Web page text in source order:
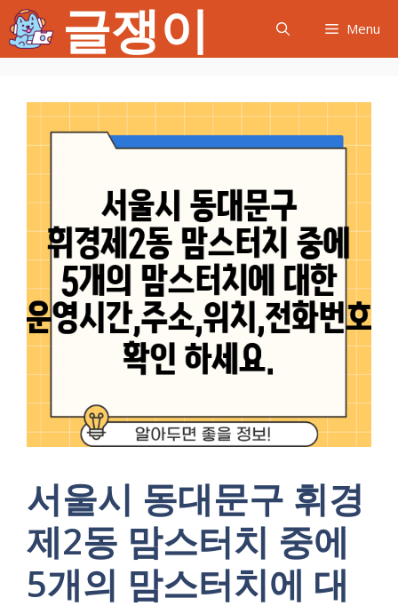
텐
츠
글쟁이 Menu
서울시 동대문구 휘경
제2동 맘스터치 중에
5개의 맘스터치에 대